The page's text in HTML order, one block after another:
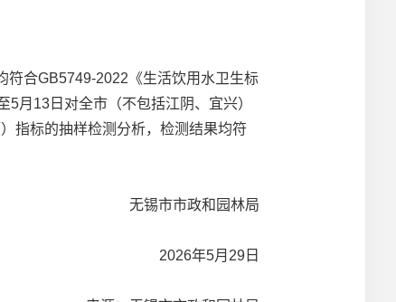
合GB5749-2022《生活饮用水卫生标
月13日对全市（不包括江阴、宜兴）
指标的抽样检测分析，检测结果均符
无锡市市政和园林局
2026年5月29日